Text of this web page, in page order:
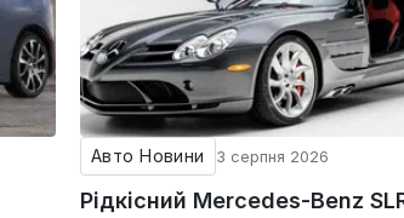
Авто Новини 3 серпня 2026
Рідкісний Mercedes-Benz